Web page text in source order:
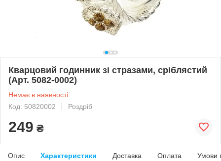
Кварцовий годинник зі стразами, сріблястий
(Арт. 5082-0002)
Немає в наявності
Код: 50820002
Роздріб
249 ₴
Опис Характеристики Доставка Оплата Умови